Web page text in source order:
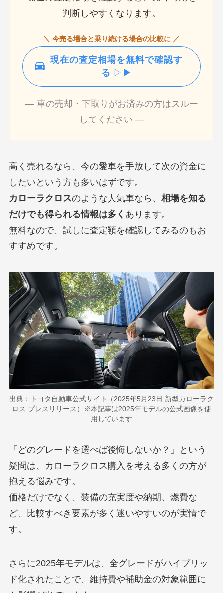
判断しやすくなります。
＼ 今売る場合と乗り続ける場合の比較に ／
現在の査定相場を無料で確認す
る ▷▶
― 車の売却・下取りがお済みの方はスルー
してください ―
高く売れるなら、今の愛車を手放して次の資金に
したいという方も多いはずです。
カローラクロスのような人気車なら、 相場を知る
だけでも得られる情報は多く あります。
無料なので、試しに査定額を確認してみるのもお
すすめです。
出典：トヨタ自動車公式サイト（2025年5月23日 新型カローラク
ロス プレスリリース）※本記事は2025年モデルの公式画像を使
用しています
「どのグレードを選べば後悔しないか？」という
疑問は、カローラクロス購入を考える多くの方が
抱える悩みです。
価格だけでなく、装備の充実度や納期、燃費な
ど、比較すべき要素が多く迷いやすいのが実情で
す。
さらに2025年モデルは、全グレードがハイブリッ
ド化されたことで、維持費や補助金の対象範囲に